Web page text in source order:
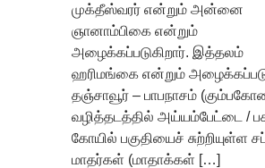
முக்தீஸ்வரர் என்றும் அன்னை
ஞானாம்பிகை என்றும்
அழைக்கப்படுகிறார். இத்தலம்
ஹரிமங்கை என்றும்
தஞ்சாவூர் – பாபநாசம்
வழித்தடத்தில் அய்யம்பேட்டை /
கோயில் பகுதியைச் சுற்றியுள்ள
மாதர்கள் (மாதாக்கள் […]